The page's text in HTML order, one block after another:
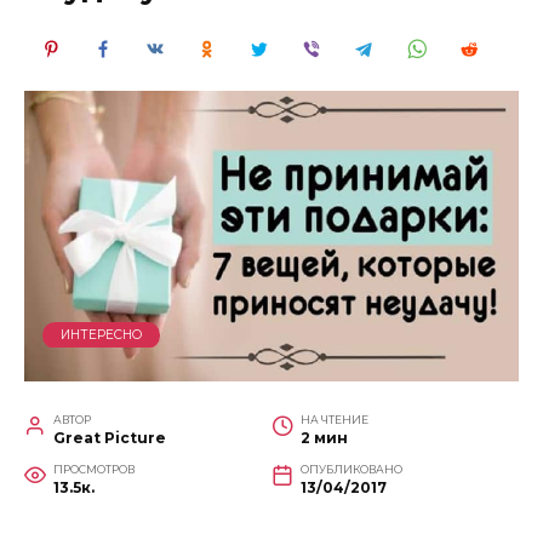
ИНТЕРЕСНО
АВТОР
Great Picture
НА ЧТЕНИЕ
2 мин
ПРОСМОТРОВ
13.5к.
ОПУБЛИКОВАНО
13/04/2017